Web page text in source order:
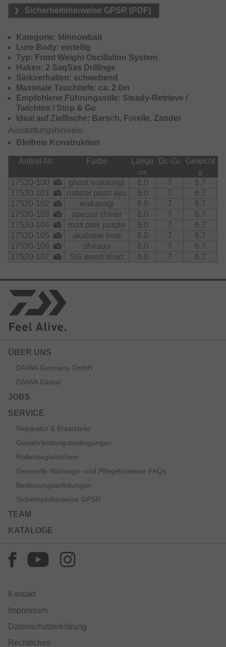
Sicherheitshinweise GPSR (PDF)
Kategorie: Minnowbait
Lure Body: einteilig
Typ: Front Weight Oscillation System
Haken: 2 SaqSas Drillinge
Sinkverhalten: schwebend
Maximale Tauchtiefe: ca. 2.0m
Empfohlene Führungsstile: Steady-Retrieve /
Twichten / Stop & Go
Ideal auf Zielfische: Barsch, Forelle, Zander
Ausstattungshinweis:
Bleifreie Konstruktion
Artikel-Nr. Farbe Länge Dr.-Gr. Gewicht
cm g
17520-100 ghost wakasagi 6.0 7
6.7
17520-101
natural pearl ayu 6.0 7
6.7
17520-102
wakasagi 6.0 7
6.7
17520-103
special shiner 6.0 7
6.7
17520-104
matt pink purple 6.0 7
6.7
17520-105
akabane lime 6.0 7
6.7
17520-106
shirauo 6.0 7
6.7
17520-107
SG weed shad 6.0 7 6.7
ÜBER UNS
DAIWA Germany GmbH
DAIWA Global
JOBS
SERVICE
Reparatur & Ersatzteile
Gewährleistungsbedingungen
Rollenbegleitschein
Generelle Wartungs- und Pflegehinweise FAQs
Bedienungsanleitungen
Sicherheitshinweise GPSR
TEAM
KATALOGE
Kontakt
Impressum
Datenschutzerklärung
Rechtliches